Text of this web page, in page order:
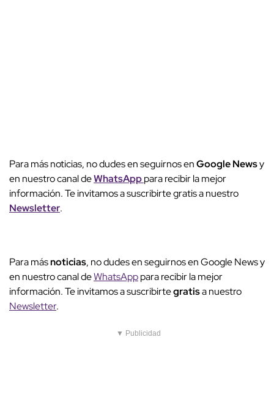
Para más noticias, no dudes en seguirnos enGoogle Newsy
en nuestro canal deWhatsApppara recibir la mejor
información. Te invitamos a suscribirte gratis a nuestro
Newsletter.
Para másnoticias, no dudes en seguirnos en Google News y
en nuestro canal deWhatsApppara recibir la mejor
información. Te invitamos a suscribirtegratisa nuestro
Newsletter.
▼ Publicidad